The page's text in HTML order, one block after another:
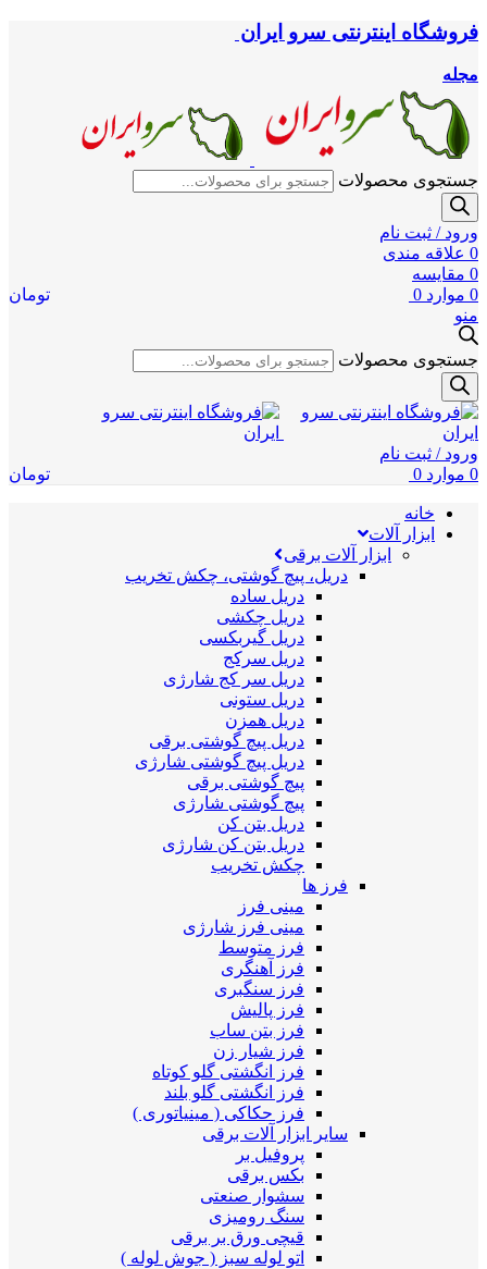
فروشگاه اینترنتی سرو ایران
مجله
جستجوی محصولات
ورود / ثبت نام
0 علاقه مندی
0 مقایسه
0 موارد 0
تومان
منو
جستجوی محصولات
ورود / ثبت نام
0 موارد 0 تومان
خانه
ابزار آلات
ابزار آلات برقی
دریل، پیچ گوشتی، چکش تخریب
دریل ساده
دریل چکشی
دریل گیربکسی
دریل سرکج
دریل سر کج شارژی
دریل ستونی
دریل همزن
دریل پیچ گوشتی برقی
دریل پیچ گوشتی شارژی
پیچ گوشتی برقی
پیچ گوشتی شارژی
دریل بتن کن
دریل بتن کن شارژی
چکش تخریب
فرز ها
مینی فرز
مینی فرز شارژی
فرز متوسط
فرز آهنگری
فرز سنگبری
فرز پالیش
فرز بتن ساب
فرز شیار زن
فرز انگشتی گلو کوتاه
فرز انگشتی گلو بلند
فرز حکاکی ( مینیاتوری )
سایر ابزار آلات برقی
پروفیل بر
بکس برقی
سشوار صنعتی
سنگ رومیزی
قیچی ورق بر برقی
اتو لوله سبز ( جوش لوله )